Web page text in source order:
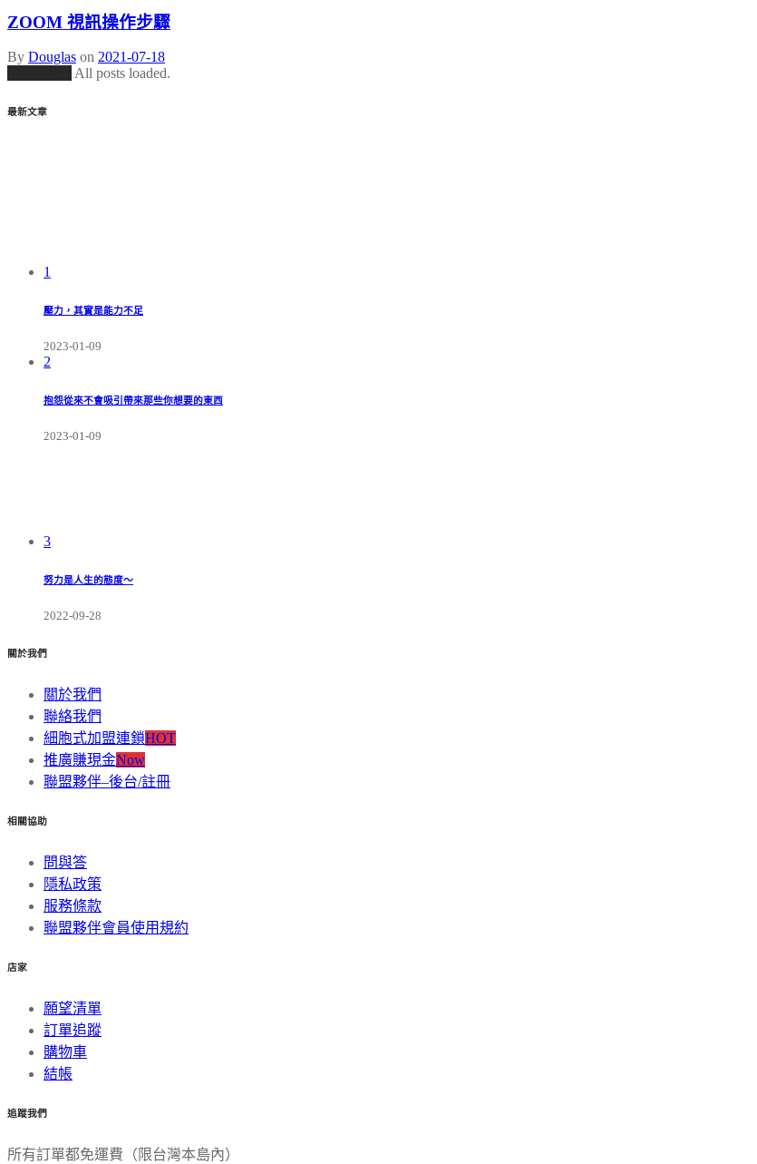
ZOOM 視訊操作步驟
By Douglas on 2021-07-18
All posts loaded.
最新文章
1
壓力，其實是能力不足
2023-01-09
2
抱怨從來不會吸引帶來那些你想要的東西
2023-01-09
3
努力是人生的態度～
2022-09-28
關於我們
關於我們
聯絡我們
細胞式加盟連鎖HOT
推廣賺現金Now
聯盟夥伴–後台/註冊
相關協助
問與答
隱私政策
服務條款
聯盟夥伴會員使用規約
店家
願望清單
訂單追蹤
購物車
結帳
追蹤我們
所有訂單都免運費（限台灣本島內）